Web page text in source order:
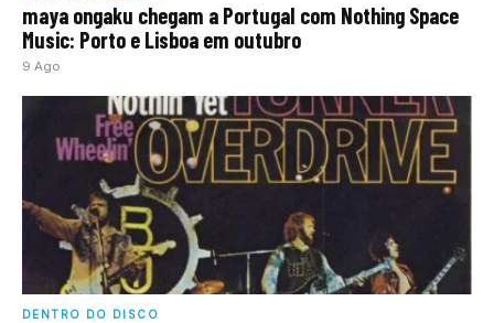
maya ongaku chegam a Portugal com Nothing Space
Music: Porto e Lisboa em outubro
9 Ago
DENTRO DO DISCO